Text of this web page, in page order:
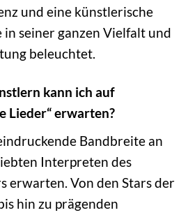
und eine künstlerische
in seiner ganzen Vielfalt und
beleuchtet.
kann ich auf
Lieder“ erwarten?
Bandbreite an
Interpreten des
erwarten. Von den Stars der
hin zu prägenden